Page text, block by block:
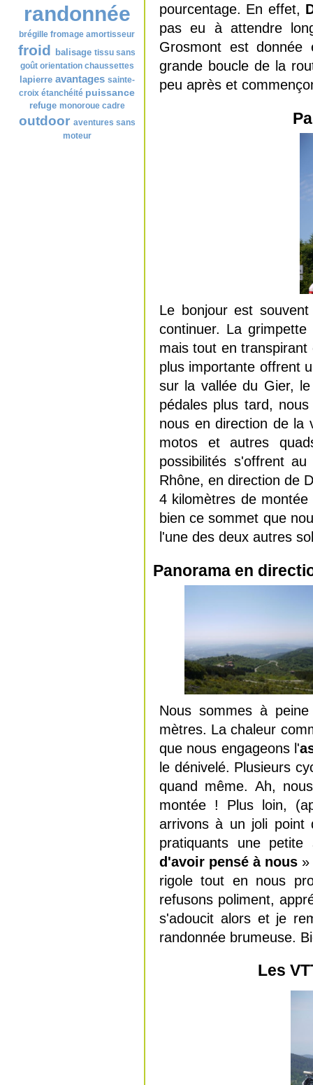
randonnée
brégille fromage amortisseur
froid balisage tissu sans
goût orientation chaussettes
lapierre avantages sainte-
croix étanchéité puissance
refuge monoroue cadre
outdoor aventures sans
moteur
pourcentage. En effet,
pas eu à attendre
Grosmont est
grande boucle de la
peu après et
Le bonjour est
continuer. La
mais tout en
plus importante offrent
sur la vallée du Gier,
pédales plus tard,
nous en direction de la
motos et autres
possibilités s'offrent
Rhône, en direction de
4 kilomètres de
bien ce sommet que
l'une des deux autres
Panorama en
Nous sommes à
mètres. La chaleur
que nous engageons l'
le dénivelé. Plusieurs
quand même. Ah,
montée ! Plus loin,
arrivons à un joli point
pratiquants une
d'avoir pensé à nous »
rigole tout en nous
refusons poliment,
s'adoucit alors et je
randonnée brumeuse.
Les